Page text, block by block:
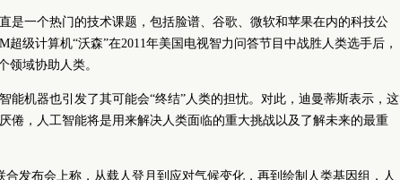
是一个热门的技术课题，包括脸谱、谷歌、微软和苹果在内的科技公
级计算机“沃森”在2011年美国电视智力问答节目中战胜人类选手后，
领域协助人类。
能机器也引发了其可能会“终结”人类的担忧。对此，迪曼蒂斯表示，这
倦，人工智能将是用来解决人类面临的重大挑战以及了解未来的最重
发布会上称，从载人登月到应对气候变化，再到绘制人类基因组，人